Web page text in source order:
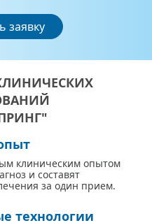
заявку
клиническим опытом
и составят
за один прием.
технологии